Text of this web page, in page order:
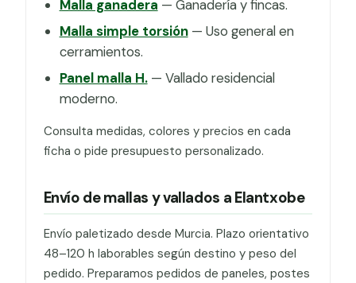
Malla ganadera — Ganadería y fincas.
Malla simple torsión— Uso general en
cerramientos.
Panel malla H.— Vallado residencial
moderno.
Consulta medidas, colores y precios en cada
ficha o pide presupuesto personalizado.
Envío de mallas y vallados a Elantxobe
Envío paletizado desde Murcia. Plazo orientativo
48–120 h laborables según destino y peso del
pedido. Preparamos pedidos de paneles, postes